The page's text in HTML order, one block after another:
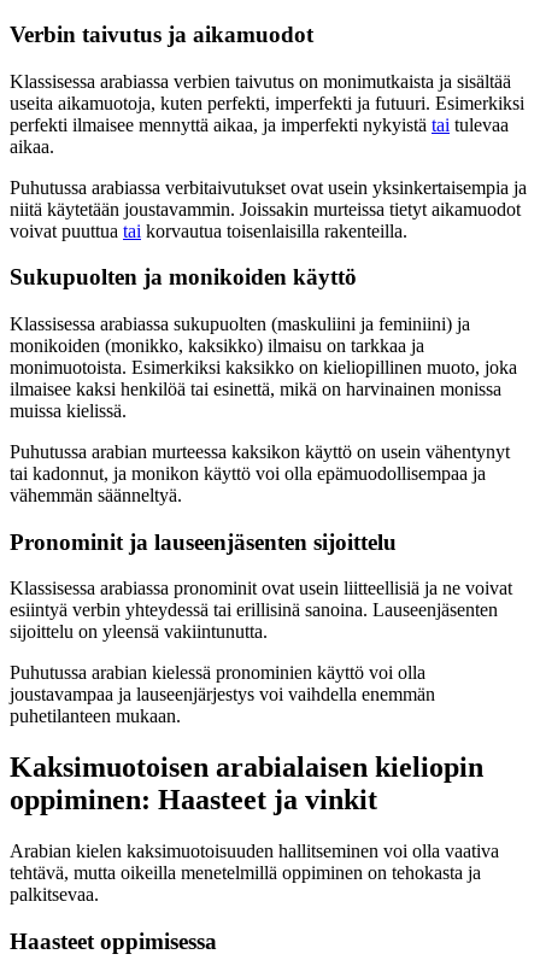
Verbin taivutus ja aikamuodot
Klassisessa arabiassa verbien taivutus on monimutkaista ja sisältää
useita aikamuotoja, kuten perfekti, imperfekti ja futuuri. Esimerkiksi
perfekti ilmaisee mennyttä aikaa, ja imperfekti nykyistä tai tulevaa
aikaa.
Puhutussa arabiassa verbitaivutukset ovat usein yksinkertaisempia ja
niitä käytetään joustavammin. Joissakin murteissa tietyt aikamuodot
voivat puuttua tai korvautua toisenlaisilla rakenteilla.
Sukupuolten ja monikoiden käyttö
Klassisessa arabiassa sukupuolten (maskuliini ja feminiini) ja
monikoiden (monikko, kaksikko) ilmaisu on tarkkaa ja
monimuotoista. Esimerkiksi kaksikko on kieliopillinen muoto, joka
ilmaisee kaksi henkilöä tai esinettä, mikä on harvinainen monissa
muissa kielissä.
Puhutussa arabian murteessa kaksikon käyttö on usein vähentynyt
tai kadonnut, ja monikon käyttö voi olla epämuodollisempaa ja
vähemmän säänneltyä.
Pronominit ja lauseenjäsenten sijoittelu
Klassisessa arabiassa pronominit ovat usein liitteellisiä ja ne voivat
esiintyä verbin yhteydessä tai erillisinä sanoina. Lauseenjäsenten
sijoittelu on yleensä vakiintunutta.
Puhutussa arabian kielessä pronominien käyttö voi olla
joustavampaa ja lauseenjärjestys voi vaihdella enemmän
puhetilanteen mukaan.
Kaksimuotoisen arabialaisen kieliopin
oppiminen: Haasteet ja vinkit
Arabian kielen kaksimuotoisuuden hallitseminen voi olla vaativa
tehtävä, mutta oikeilla menetelmillä oppiminen on tehokasta ja
palkitsevaa.
Haasteet oppimisessa